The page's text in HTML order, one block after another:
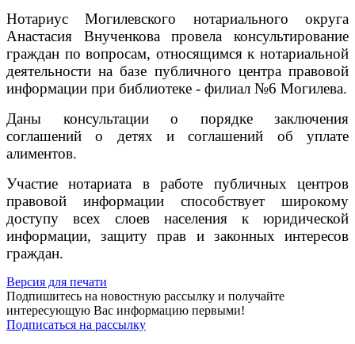
Нотариус Могилевского нотариального округа
Анастасия Внученкова провела консультирование
граждан по вопросам, относящимся к нотариальной
деятельности на базе публичного центра правовой
информации при библиотеке - филиал №6 Могилева.
Даны консультации о порядке заключения
соглашений о детях и соглашений об уплате
алиментов.
Участие нотариата в работе публичных центров
правовой информации способствует широкому
доступу всех слоев населения к юридической
информации, защиту прав и законных интересов
граждан.
Версия для печати
Подпишитесь на новостную рассылку и получайте
интересующую Вас информацию первыми!
Подписаться на рассылку